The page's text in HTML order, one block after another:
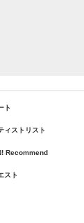
ト
ィストリスト
Recommend
スト